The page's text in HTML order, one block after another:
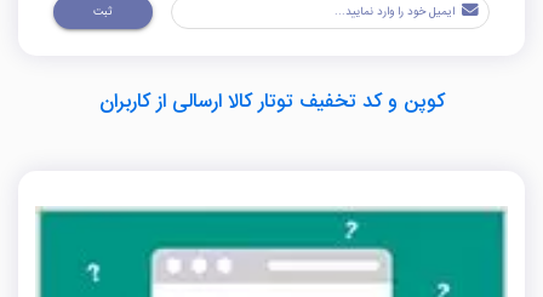
ثبت
کوپن و کد تخفیف توتار کالا ارسالی از کاربران